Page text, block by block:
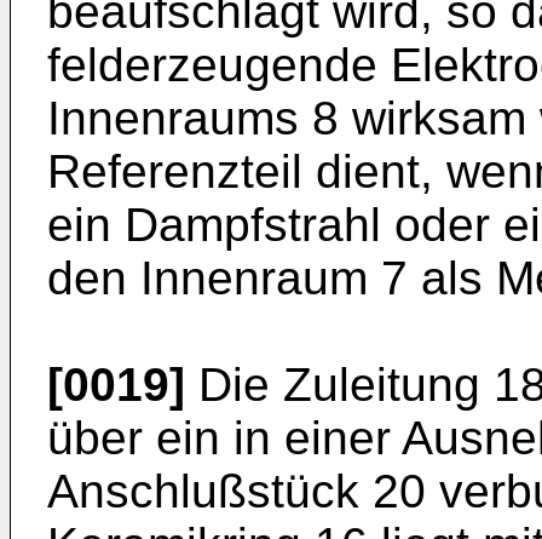
beaufschlagt wird, so
felderzeugende
Innenraums 8
Referenzteil dient,
ein Dampfstrahl oder
den Innenraum 7 als
[0019] Die Zuleitung
über ein in einer
Anschlußstück 20